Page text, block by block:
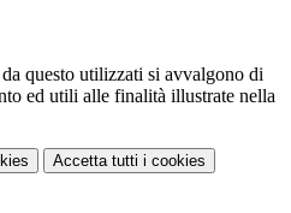
questo utilizzati si avvalgono di
ed utili alle finalità illustrate nella
Accetta tutti i cookies